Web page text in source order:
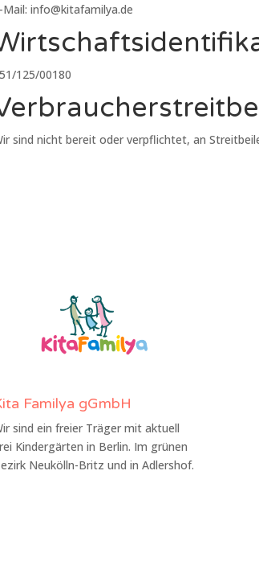
Mail: info@kitafamilya.de
125/00180
sind nicht bereit oder verpflichtet, an
Familya gGmbH
sind ein freier Träger mit aktuell
Kindergärten in Berlin. Im grünen
Neukölln-Britz und in Adlershof.